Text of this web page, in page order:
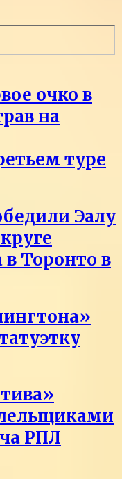
очко в
на
туре
Эалу
Торонто в
РПЛ